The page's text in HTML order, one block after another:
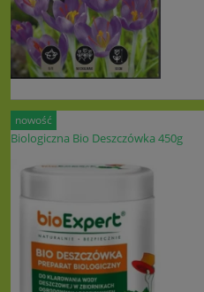
Biologiczna Bio Deszczówka 450g
nowość